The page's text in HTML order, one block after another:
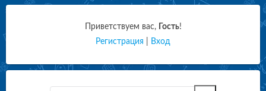
Приветствуем вас, Гость!
Регистрация
Вход